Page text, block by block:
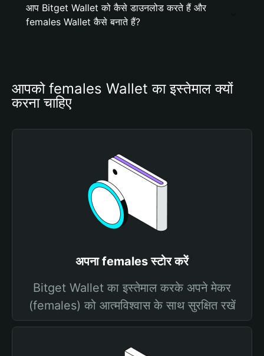
आप Bitget Wallet को कैसे डाउनलोड करते हैं और
females Wallet कैसे बनाते हैं?
आपको females Wallet का इस्तेमाल क्यों
करना चाहिए
अपना females स्टोर करें
Bitget Wallet का इस्तेमाल करके अपने मेकर
(females) को आत्मविश्वास के साथ सुरक्षित रखें